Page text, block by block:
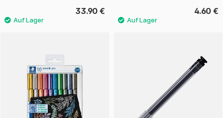
33.90 € 4.60 €